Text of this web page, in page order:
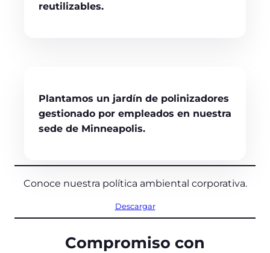
reutilizables.
Plantamos un jardín de polinizadores
gestionado por empleados en nuestra
sede de Minneapolis.
Conoce nuestra política ambiental corporativa.
Descargar
Compromiso con